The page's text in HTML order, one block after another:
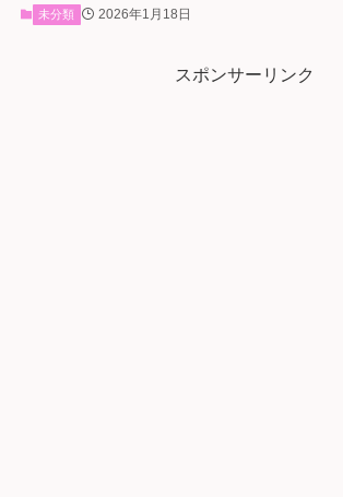
未分類 2026年1月18日
スポンサーリンク